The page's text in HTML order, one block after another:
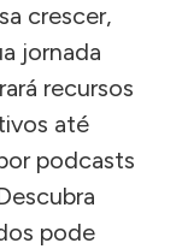
crescer,
jornada
recursos
até
podcasts
pode